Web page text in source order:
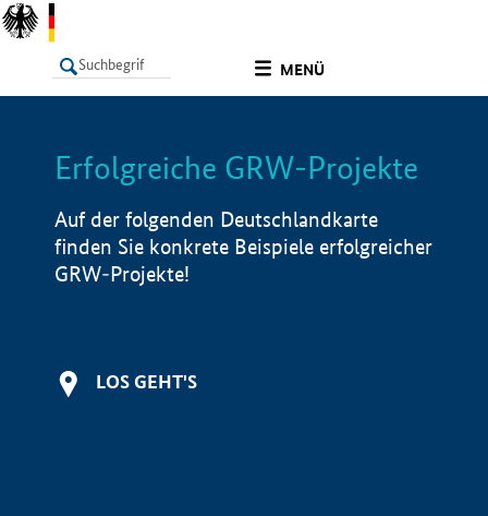
MENÜ
LISTE Info
Erfolgreiche GRW-Projekte
Auf der folgenden Deutschlandkarte
finden Sie konkrete Beispiele erfolgreicher
GRW-Projekte!
LOS GEHT'S